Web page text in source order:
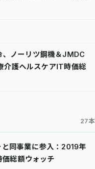
、ノーリツ鋼機＆JMDC
介護ヘルスケアIT時価総
27本
と同事業に参入：2019年
総額ウォッチ